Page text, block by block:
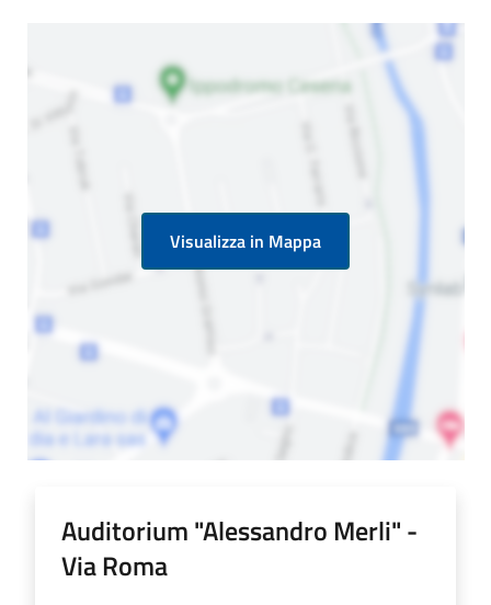
Visualizza in Mappa
Auditorium "Alessandro Merli" -
Via Roma